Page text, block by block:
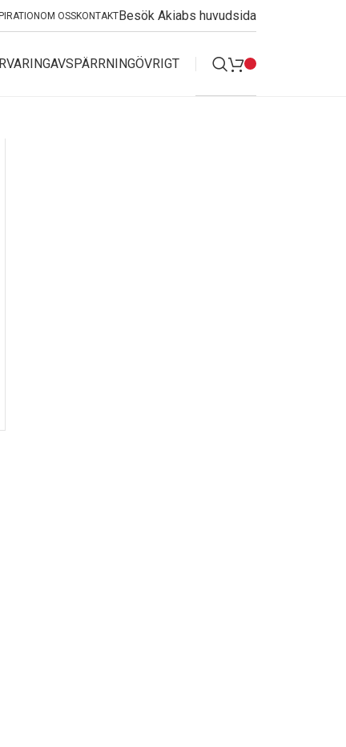
OM OSSKONTAKTBesök Akiabs huvudsida
AVSPÄRRNINGÖVRIGT